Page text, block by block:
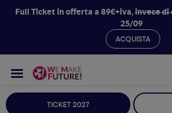
Full Ticket in offerta a 89€+iva,invece di
25/09
ACQUISTA
TICKET 2027